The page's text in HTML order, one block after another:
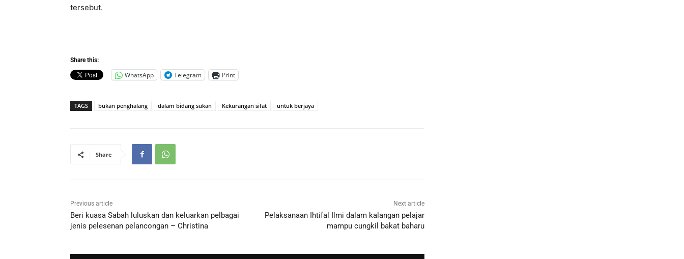
tersebut.
Share this:
WhatsApp Telegram Print
TAGS bukan penghalang dalam bidang sukan Kekurangan sifat untuk berjaya
Share
Previous article
Beri kuasa Sabah luluskan dan keluarkan pelbagai
jenis pelesenan pelancongan – Christina
Next article
Pelaksanaan Ihtifal Ilmi dalam kalangan pelajar
mampu cungkil bakat baharu